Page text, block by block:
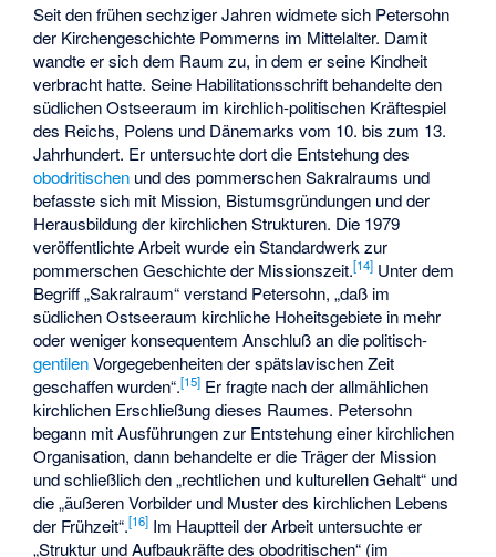
Seit den frühen sechziger Jahren widmete sich Petersohn
der Kirchengeschichte Pommerns im Mittelalter. Damit
wandte er sich dem Raum zu, in dem er seine Kindheit
verbracht hatte. Seine Habilitationsschrift behandelte den
südlichen Ostseeraum im kirchlich-politischen Kräftespiel
des Reichs, Polens und Dänemarks vom 10. bis zum 13.
Jahrhundert. Er untersuchte dort die Entstehung des
obodritischen und des pommerschen Sakralraums und
befasste sich mit Mission, Bistumsgründungen und der
Herausbildung der kirchlichen Strukturen. Die 1979
veröffentlichte Arbeit wurde ein Standardwerk zur
pommerschen Geschichte der Missionszeit.[14] Unter dem
Begriff „Sakralraum“ verstand Petersohn, „daß im
südlichen Ostseeraum kirchliche Hoheitsgebiete in mehr
oder weniger konsequentem Anschluß an die politisch-
gentilenVorgegebenheiten der spätslavischen Zeit
geschaffen wurden“.[15] Er fragte nach der allmählichen
kirchlichen Erschließung dieses Raumes. Petersohn
begann mit Ausführungen zur Entstehung einer kirchlichen
Organisation, dann behandelte er die Träger der Mission
und schließlich den „rechtlichen und kulturellen Gehalt“ und
die „äußeren Vorbilder und Muster des kirchlichen Lebens
der Frühzeit“.[16] Im Hauptteil der Arbeit untersuchte er
„Struktur und Aufbaukräfte des obodritischen“ (im